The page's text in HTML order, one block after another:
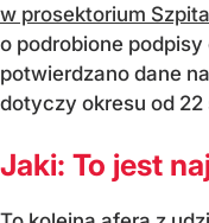
w prosektorium
o podrobione
potwierdzano dane
dotyczy okresu od 22
Jaki: To jest